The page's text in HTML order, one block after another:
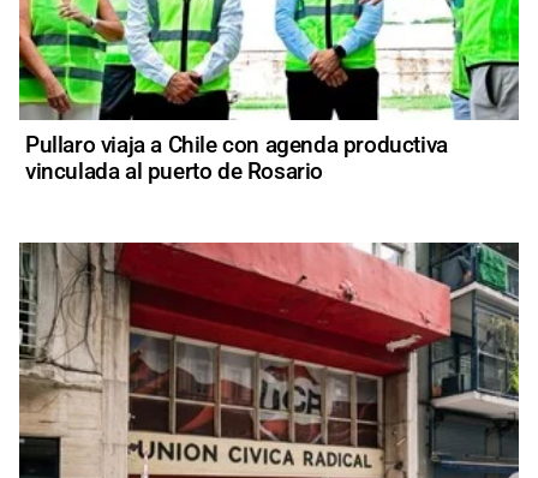
Pullaro viaja a Chile con agenda productiva
vinculada al puerto de Rosario